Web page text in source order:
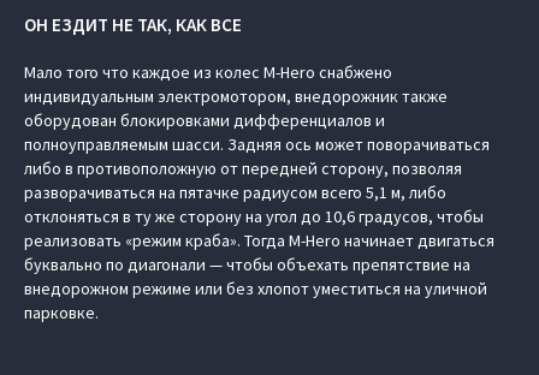
ОН ЕЗДИТ НЕ ТАК, КАК ВСЕ
Мало того что каждое из колес M-Hero снабжено
индивидуальным электромотором, внедорожник также
оборудован блокировками дифференциалов и
полноуправляемым шасси. Задняя ось может поворачиваться
либо в противоположную от передней сторону, позволяя
разворачиваться на пятачке радиусом всего 5,1 м, либо
отклоняться в ту же сторону на угол до 10,6 градусов, чтобы
реализовать «режим краба». Тогда M-Hero начинает двигаться
буквально по диагонали — чтобы объехать препятствие на
внедорожном режиме или без хлопот уместиться на уличной
парковке.